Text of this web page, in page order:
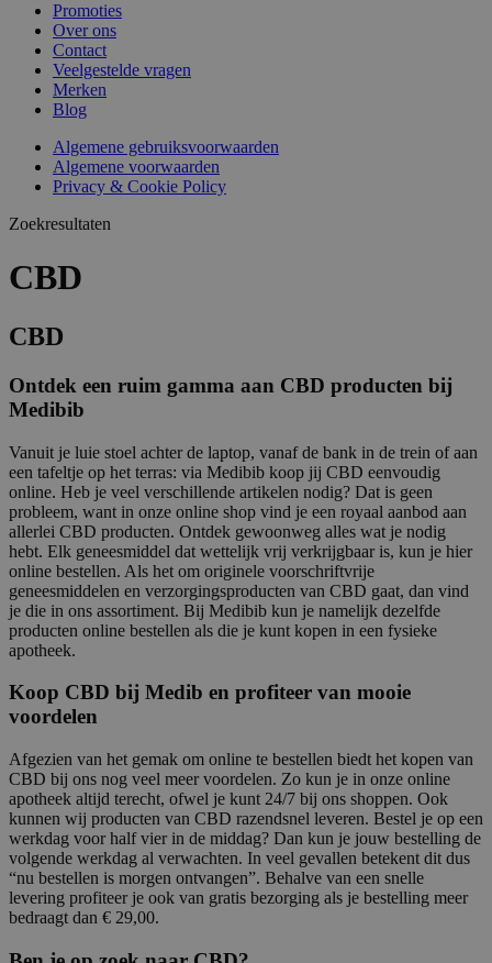
Promoties
Over ons
Contact
Veelgestelde vragen
Merken
Blog
Algemene gebruiksvoorwaarden
Algemene voorwaarden
Privacy & Cookie Policy
Zoekresultaten
CBD
CBD
Ontdek een ruim gamma aan CBD producten bij
Medibib
Vanuit je luie stoel achter de laptop, vanaf de bank in de trein of aan
een tafeltje op het terras: via Medibib koop jij CBD eenvoudig
online. Heb je veel verschillende artikelen nodig? Dat is geen
probleem, want in onze online shop vind je een royaal aanbod aan
allerlei CBD producten. Ontdek gewoonweg alles wat je nodig
hebt. Elk geneesmiddel dat wettelijk vrij verkrijgbaar is, kun je hier
online bestellen. Als het om originele voorschriftvrije
geneesmiddelen en verzorgingsproducten van CBD gaat, dan vind
je die in ons assortiment. Bij Medibib kun je namelijk dezelfde
producten online bestellen als die je kunt kopen in een fysieke
apotheek.
Koop CBD bij Medib en profiteer van mooie
voordelen
Afgezien van het gemak om online te bestellen biedt het kopen van
CBD bij ons nog veel meer voordelen. Zo kun je in onze online
apotheek altijd terecht, ofwel je kunt 24/7 bij ons shoppen. Ook
kunnen wij producten van CBD razendsnel leveren. Bestel je op een
werkdag voor half vier in de middag? Dan kun je jouw bestelling de
volgende werkdag al verwachten. In veel gevallen betekent dit dus
“nu bestellen is morgen ontvangen”. Behalve van een snelle
levering profiteer je ook van gratis bezorging als je bestelling meer
bedraagt dan € 29,00.